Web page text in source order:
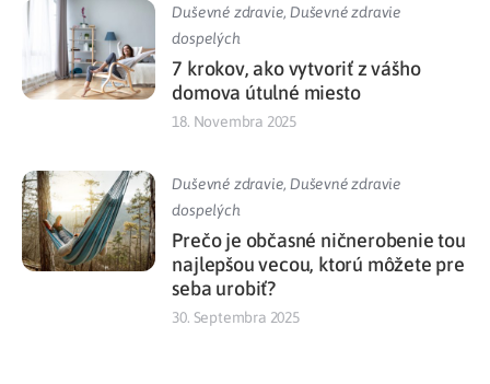
Duševné zdravie,Duševné zdravie
dospelých
7 krokov, ako vytvoriť z vášho
domova útulné miesto
18. Novembra 2025
Duševné zdravie,Duševné zdravie
dospelých
Prečo je občasné ničnerobenie tou
najlepšou vecou, ktorú môžete pre
seba urobiť?
30. Septembra 2025